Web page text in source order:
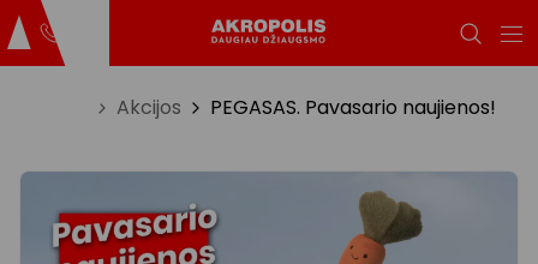
Akcijos PEGASAS. Pavasario naujienos!